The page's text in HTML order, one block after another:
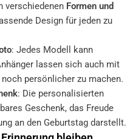
verschiedenen Formen und
Design für jeden zu
: Jedes Modell kann
lassen sich auch mit
persönlicher zu machen.
: Die personalisierten
Geschenk, das Freude
an den Geburtstag darstellt.